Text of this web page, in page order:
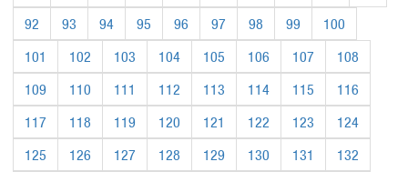
92
93 94 95 96 97 98 99
100
101
102 103 104 105 106 107
108
109
110 111 112 113 114 115
116
117
118 119 120 121 122 123
124
125
126 127 128 129 130 131
132